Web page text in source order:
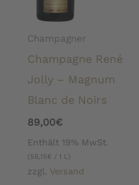
Champagner
Champagne René
Jolly – Magnum
Blanc de Noirs
89,00€
Enthält 19% MwSt.
(58,15€ / 1 L)
zzgl. Versand